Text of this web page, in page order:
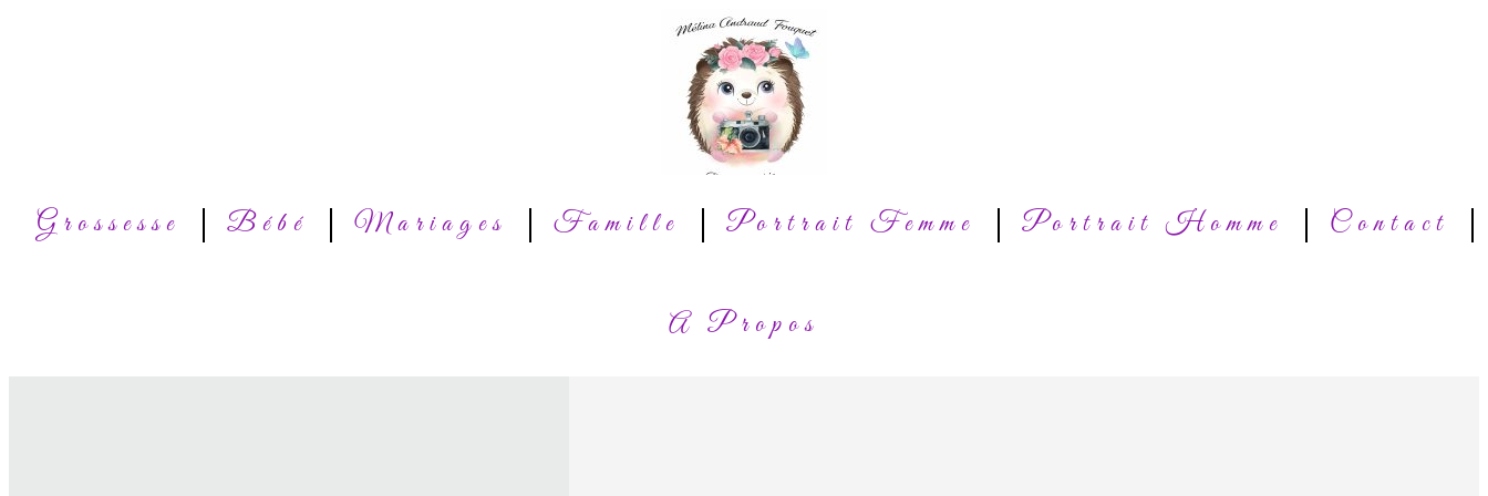
Grossesse Bébé Mariages Famille Portrait Femme Portrait Homme Contact
A Propos